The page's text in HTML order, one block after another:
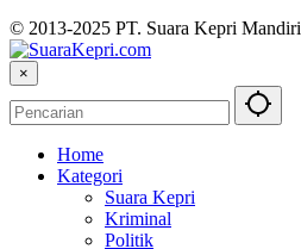
© 2013-2025 PT. Suara Kepri Mandiri
×
Home
Kategori
Suara Kepri
Kriminal
Politik